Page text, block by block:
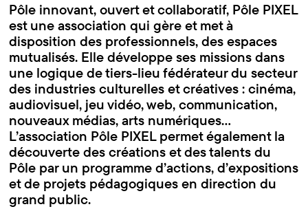
Pôle innovant, ouvert et collaboratif, Pôle PIXEL
est une association qui gère et met à
disposition des professionnels, des espaces
mutualisés. Elle développe ses missions dans
une logique de tiers-lieu fédérateur du secteur
des industries culturelles et créatives : cinéma,
audiovisuel, jeu vidéo, web, communication,
nouveaux médias, arts numériques…
L’association Pôle PIXEL permet également la
découverte des créations et des talents du
Pôle par un programme d’actions, d’expositions
et de projets pédagogiques en direction du
grand public.